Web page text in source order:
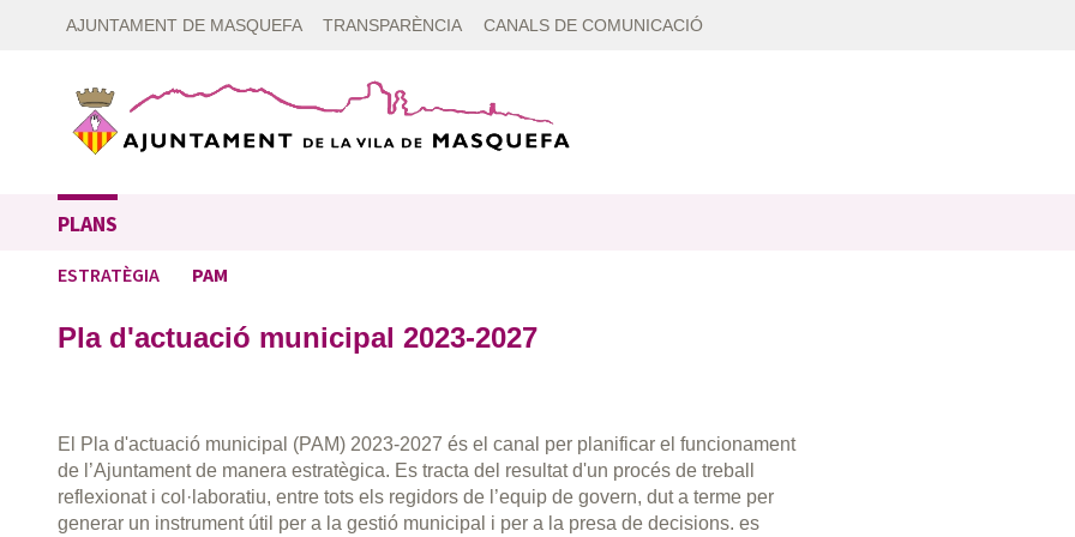
AJUNTAMENT DE MASQUEFA TRANSPARÈNCIA CANALS DE COMUNICACIÓ
PLANS
ESTRATÈGIA PAM
Pla d'actuació municipal 2023-2027
El Pla d'actuació municipal (PAM) 2023-2027 és el canal per planificar el funcionament
de l’Ajuntament de manera estratègica. Es tracta del resultat d'un procés de treball
reflexionat i col·laboratiu, entre tots els regidors de l’equip de govern, dut a terme per
generar un instrument útil per a la gestió municipal i per a la presa de decisions. es